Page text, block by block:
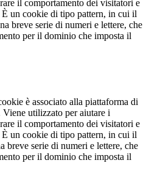
il comportamento dei visitatori e
un cookie di tipo pattern, in cui il
breve serie di numeri e lettere, che
per il dominio che imposta il
è associato alla piattaforma di
utilizzato per aiutare i
il comportamento dei visitatori e
un cookie di tipo pattern, in cui il
breve serie di numeri e lettere, che
per il dominio che imposta il